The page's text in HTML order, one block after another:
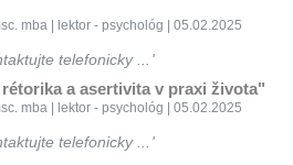
mba | lektor - psychológ | 05.02.2025
telefonicky ...
a asertivita v praxi života"
mba | lektor - psychológ | 05.02.2025
telefonicky ...